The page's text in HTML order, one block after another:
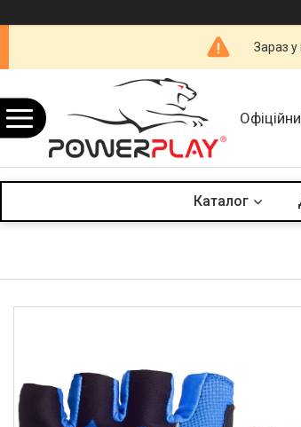
Зараз у
Каталог